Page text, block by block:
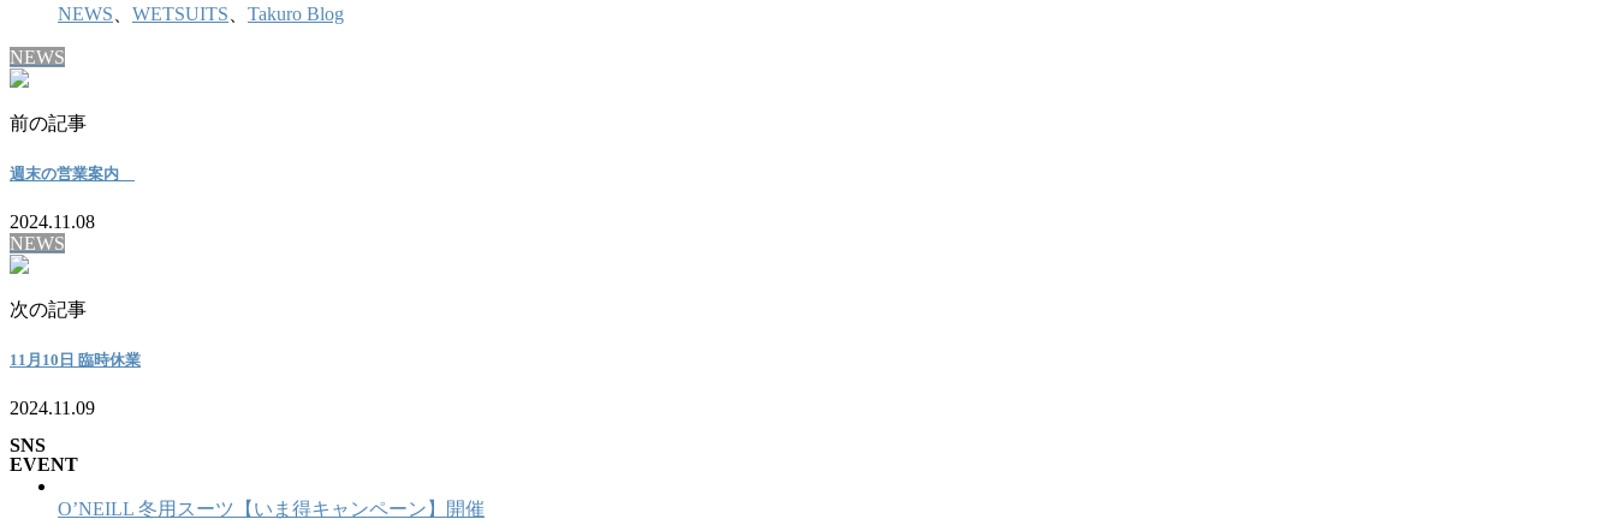
NEWS
WETSUITS Takuro Blog
NEWS
前の記事
週末の営業案内
2024.11.08
NEWS
次の記事
11月10日 臨時休業
2024.11.09
SNS
EVENT
O’NEILL 冬用スーツ【いま得キャンペーン】開催